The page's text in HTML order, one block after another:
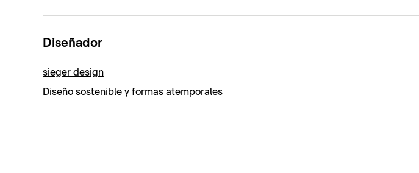
Diseñador
sieger design
Diseño sostenible y formas atemporales